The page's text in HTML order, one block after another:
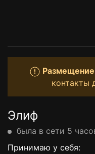
контакты
Элиф
была в сети 5
Принимаю у себя: